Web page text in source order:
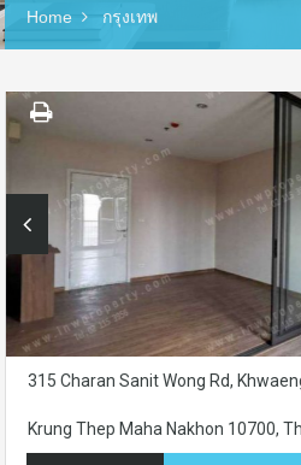
Home กรุงเทพ
315 Charan Sanit Wong Rd,
Krung Thep Maha Nakhon 10700,